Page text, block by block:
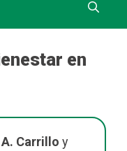
en
Carrillo y